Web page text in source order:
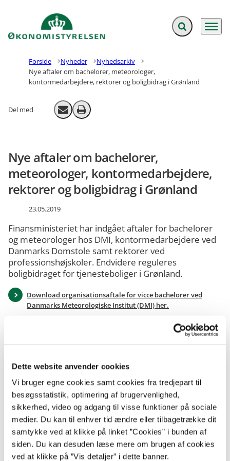
Dette website anvender cookies
Vi bruger egne cookies samt cookies fra tredjepart til
besøgsstatistik, optimering af brugervenlighed,
sikkerhed, video og adgang til visse funktioner på sociale
medier. Du kan til enhver tid ændre eller tilbagetrække dit
samtykke ved at klikke på linket ”Cookies” i bunden af
siden. Du kan desuden læse mere om brugen af cookies
ved at klikke på ”Vis detaljer” i dette banner.
Gå til forsiden Fold søgefelt ud
Menu
Forside Nyheder
Nyhedsarkiv
Nye aftaler om bachelorer, meteorologer,
kontormedarbejdere, rektorer og boligbidrag i Grønland
Del med Send email
Print
Nye aftaler om bachelorer,
meteorologer, kontormedarbejdere,
rektorer og boligbidrag i Grønland
23.05.2019
Finansministeriet har indgået aftaler for bachelorer
og meteorologer hos DMI, kontormedarbejdere ved
Danmarks Domstole samt rektorer ved
professionshøjskoler. Endvidere reguleres
boligbidraget for tjenesteboliger i Grønland.
Download organisationsaftale for vicce bachelorer ved
Danmarks Meteorologiske Institut (DMI) her.
Download aftale om tillæg til og nyt lønsystem for
tjenestemandsansatte meteorologer m.fl. i Danmarks
Download aftale om nyt lønsystem for tjenestemandsansatte
Download cirkulære om regulering af boligbidrag for
tjenesteboliger i Grønland pr. 1. oktober 2019 her.
Download organisationsaftale om stillinger som rektor ved
professionshøjskoler samt protokollat til overenskomst for
akademikere i staten her.